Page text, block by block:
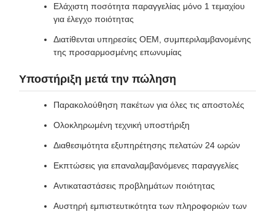
Ελάχιστη ποσότητα παραγγελίας μόνο 1 τεμαχίου
για έλεγχο ποιότητας
Διατίθενται υπηρεσίες OEM, συμπεριλαμβανομένης
της προσαρμοσμένης επωνυμίας
Υποστήριξη μετά την πώληση
Παρακολούθηση πακέτων για όλες τις αποστολές
Ολοκληρωμένη τεχνική υποστήριξη
Διαθεσιμότητα εξυπηρέτησης πελατών 24 ωρών
Εκπτώσεις για επαναλαμβανόμενες παραγγελίες
Αντικαταστάσεις προβλημάτων ποιότητας
Αυστηρή εμπιστευτικότητα των πληροφοριών των